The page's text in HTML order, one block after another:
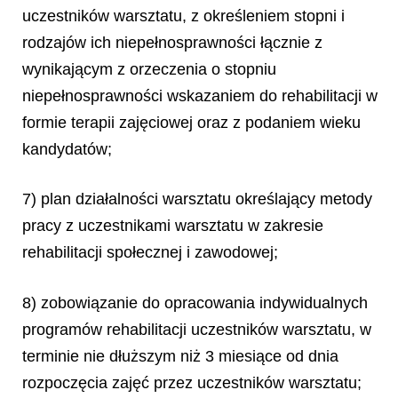
uczestników warsztatu, z określeniem stopni i
rodzajów ich niepełnosprawności łącznie z
wynikającym z orzeczenia o stopniu
niepełnosprawności wskazaniem do rehabilitacji w
formie terapii zajęciowej oraz z podaniem wieku
kandydatów;
7) plan działalności warsztatu określający metody
pracy z uczestnikami warsztatu w zakresie
rehabilitacji społecznej i zawodowej;
8) zobowiązanie do opracowania indywidualnych
programów rehabilitacji uczestników warsztatu, w
terminie nie dłuższym niż 3 miesiące od dnia
rozpoczęcia zajęć przez uczestników warsztatu;